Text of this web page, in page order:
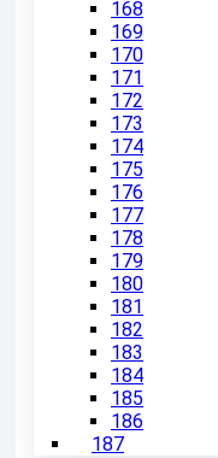
168
169
170
171
172
173
174
175
176
177
178
179
180
181
182
183
184
185
186
187